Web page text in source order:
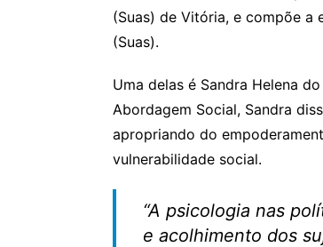
p
p
o
k
(Suas) de Vitória, e compõe a
(Suas).
Uma delas é Sandra Helena
Abordagem Social, Sandra
apropriando do
vulnerabilidade social.
“A psicologia nas
e acolhimento dos